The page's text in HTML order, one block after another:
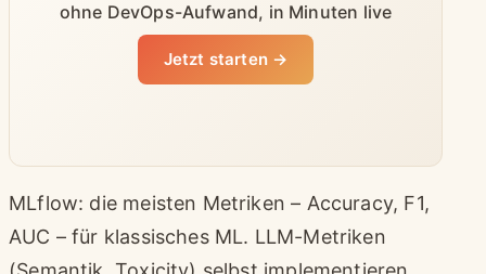
ohne DevOps-Aufwand, in Minuten live
Jetzt starten →
MLflow: die meisten Metriken – Accuracy, F1,
AUC – für klassisches ML. LLM-Metriken